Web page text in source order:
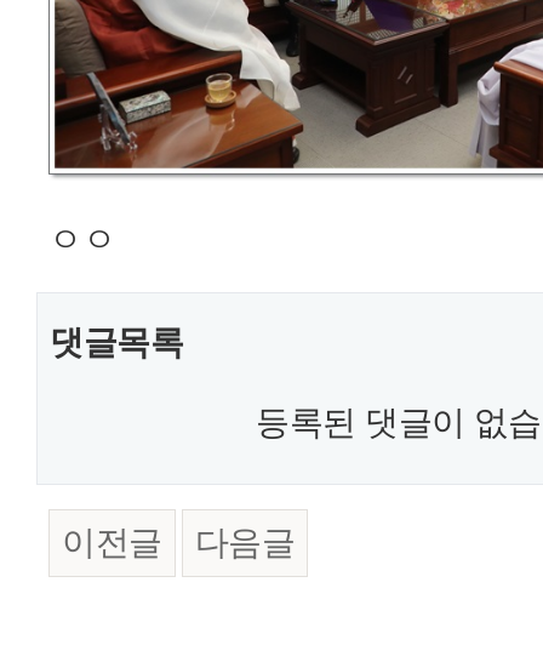
ㅇㅇ
댓글목록
등록된 댓글이 없
이전글 다음글